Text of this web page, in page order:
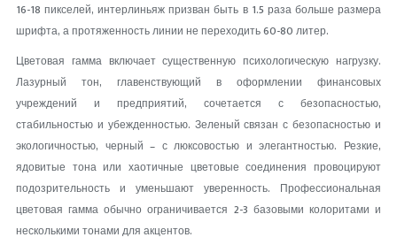
16-18 пикселей, интерлиньяж призван быть в 1.5 раза больше размера
шрифта, а протяженность линии не переходить 60-80 литер.
Цветовая гамма включает существенную психологическую нагрузку.
Лазурный тон, главенствующий в оформлении финансовых
учреждений и предприятий, сочетается с безопасностью,
стабильностью и убежденностью. Зеленый связан с безопасностью и
экологичностью, черный – с люксовостью и элегантностью. Резкие,
ядовитые тона или хаотичные цветовые соединения провоцируют
подозрительность и уменьшают уверенность. Профессиональная
цветовая гамма обычно ограничивается 2-3 базовыми колоритами и
несколькими тонами для акцентов.